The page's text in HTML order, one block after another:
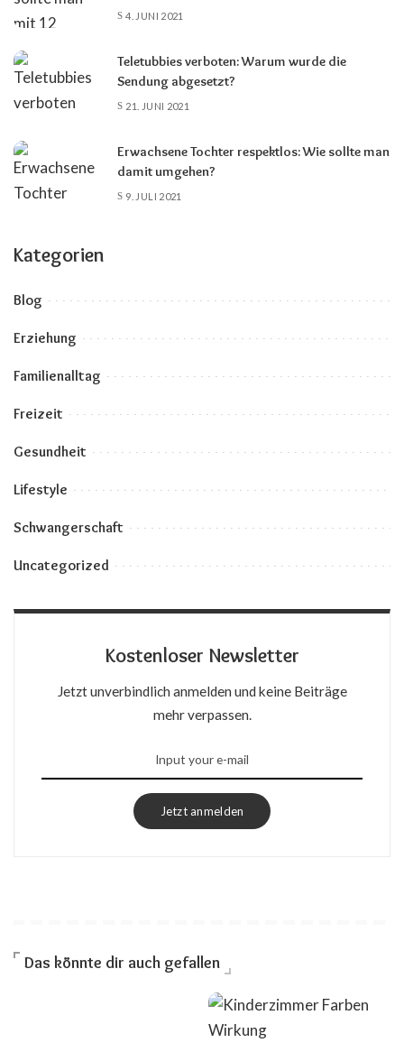
4. JUNI 2021
Teletubbies verboten: Warum wurde die
Sendung abgesetzt?
21. JUNI 2021
Erwachsene Tochter respektlos: Wie sollte man
damit umgehen?
9. JULI 2021
Kategorien
Blog
Erziehung
Familienalltag
Freizeit
Gesundheit
Lifestyle
Schwangerschaft
Uncategorized
Kostenloser Newsletter
Jetzt unverbindlich anmelden und keine Beiträge
mehr verpassen.
Jetzt anmelden
Das könnte dir auch gefallen